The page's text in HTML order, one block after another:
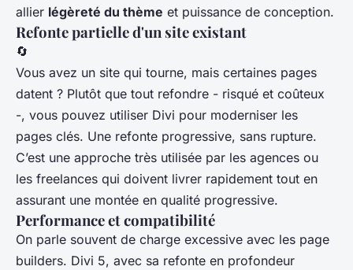
allier légèreté du thème et puissance de conception.
Refonte partielle d'un site existant
🔄
Vous avez un site qui tourne, mais certaines pages
datent ? Plutôt que tout refondre - risqué et coûteux
-, vous pouvez utiliser Divi pour moderniser les
pages clés. Une refonte progressive, sans rupture.
C’est une approche très utilisée par les agences ou
les freelances qui doivent livrer rapidement tout en
assurant une montée en qualité progressive.
Performance et compatibilité
On parle souvent de charge excessive avec les page
builders. Divi 5, avec sa refonte en profondeur